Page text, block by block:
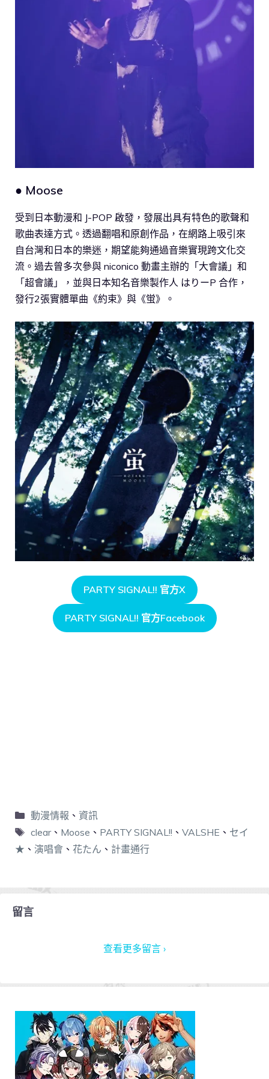
● Moose
受到日本動漫和 J-POP 啟發，發展出具有特色的歌聲和
歌曲表達方式。透過翻唱和原創作品，在網路上吸引來
自台灣和日本的樂迷，期望能夠通過音樂實現跨文化交
流。過去曾多次參與 niconico 動畫主辦的「大會議」和
「超會議」，並與日本知名音樂製作人 はりーP 合作，
發行2張實體單曲《約束》與《蛍》。
PARTY SIGNAL!! 官方X
PARTY SIGNAL!! 官方Facebook
動漫情報 、 資訊
clear、 Moose 、 PARTY SIGNAL!! 、 VALSHE 、 セイ
★ 、 演唱會 、 花たん 、 計畫通行
留言
查看更多留言 ›